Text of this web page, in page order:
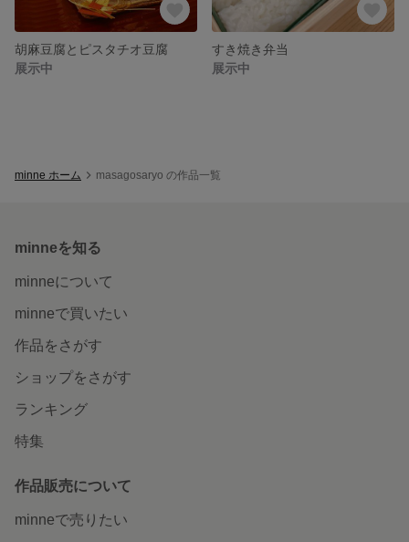
胡麻豆腐とピスタチオ豆腐
展示中
すき焼き弁当
展示中
minne ホーム masagosaryo の作品一覧
minneを知る
minneについて
minneで買いたい
作品をさがす
ショップをさがす
ランキング
特集
作品販売について
minneで売りたい